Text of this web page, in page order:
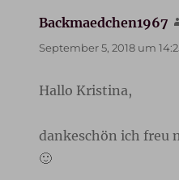
Backmaedchen1967
September 5, 2018 um
Hallo Kristina,
dankeschön ich freu
🙂